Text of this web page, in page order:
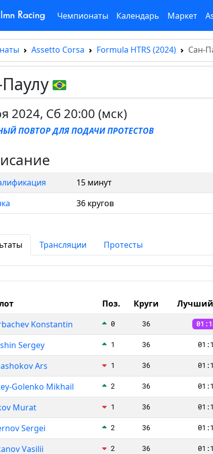
Racing Чемпионаты Календарь Маркет
Assetto Corsa Formula HTRS (2024) Сан-
2024, Сб 20:00 (мск)
ПОВТОР ДЛЯ ПОДАЧИ ПРОТЕСТОВ
15 минут
36 кругов
Трансляции Протесты
Поз. Круги Лучший
Konstantin 0 36
Sergey 1 36
Ars 1 36
Golenko Mikhail 2 36
Murat 1 36
Sergei 2 36
Vasilii 2 36